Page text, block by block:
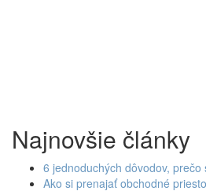
Najnovšie články
6 jednoduchých dôvodov,
Ako si prenajať obchodné